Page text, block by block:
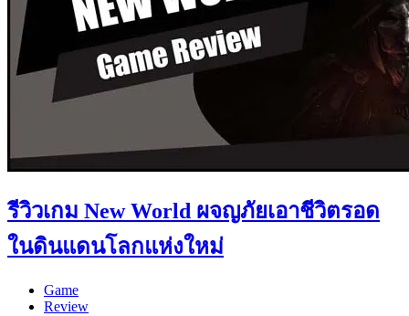
รีวิวเกม New World ผจญภัยเอาชีวิตรอด
ในดินแดนโลกแห่งใหม่
Game
Review